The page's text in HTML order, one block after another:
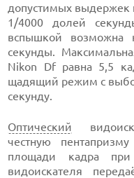
допустимых выдержек
1/4000 долей
вспышкой возможна
секунды.
Nikon Df равна 5,5
щадящий режим с
секунду.
Оптический
честную
площади кадра
видоискателя